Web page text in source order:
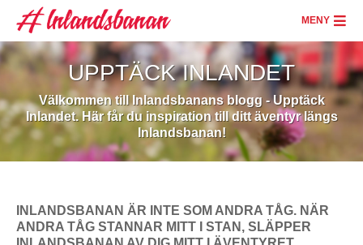
Hoppa
huvudinnehåll
MENY
UPPTÄCK INLANDET
Välkommen till Inlandsbanans blogg - Upptäck
Inlandet. Här får du inspiration till ditt äventyr längs
Inlandsbanan!
INLANDSBANAN ÄR INTE SOM ANDRA TÅG. NÄR
ANDRA TÅG STANNAR MITT I STAN, SLÄPPER